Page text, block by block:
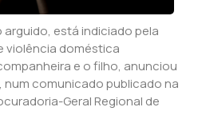
está indiciado pela
violência doméstica
e o filho, anunciou
num comunicado publicado na
Geral Regional de